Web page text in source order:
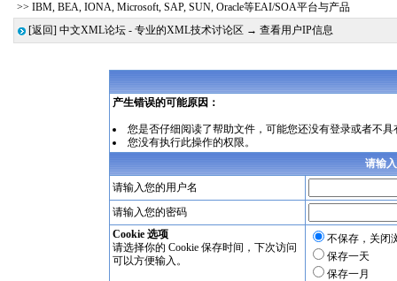
>> IBM, BEA, IONA, Microsoft, SAP, SUN, Oracle等EAI/SOA平台与产品
[返回] 中文XML论坛 - 专业的XML技术讨论区 → 查看用户IP信息
产生错误的可能原因：
您是否仔细阅读了帮助文件，可能您还没有登录或者不
您没有执行此操作的权限。
请输
请输入您的用户名
请输入您的密码
Cookie 选项
请选择你的 Cookie 保存时间，下次访问
可以方便输入。
不保存，关闭
保存一天
保存一月